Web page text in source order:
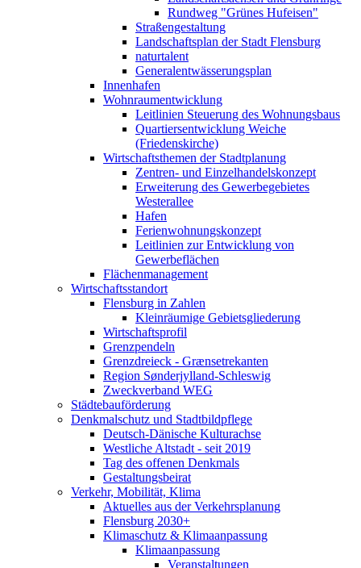
Rundweg "Grünes Hufeisen"
Straßengestaltung
Landschaftsplan der Stadt Flensburg
naturtalent
Generalentwässerungsplan
Innenhafen
Wohnraumentwicklung
Leitlinien Steuerung des Wohnungsbaus
Quartiersentwicklung Weiche
(Friedenskirche)
Wirtschaftsthemen der Stadtplanung
Zentren- und Einzelhandelskonzept
Erweiterung des Gewerbegebietes
Westerallee
Hafen
Ferienwohnungskonzept
Leitlinien zur Entwicklung von
Gewerbeflächen
Flächenmanagement
Wirtschaftsstandort
Flensburg in Zahlen
Kleinräumige Gebietsgliederung
Wirtschaftsprofil
Grenzpendeln
Grenzdreieck - Grænsetrekanten
Region Sønderjylland-Schleswig
Zweckverband WEG
Städtebauförderung
Denkmalschutz und Stadtbildpflege
Deutsch-Dänische Kulturachse
Westliche Altstadt - seit 2019
Tag des offenen Denkmals
Gestaltungsbeirat
Verkehr, Mobilität, Klima
Aktuelles aus der Verkehrsplanung
Flensburg 2030+
Klimaschutz & Klimaanpassung
Klimaanpassung
Veranstaltungen